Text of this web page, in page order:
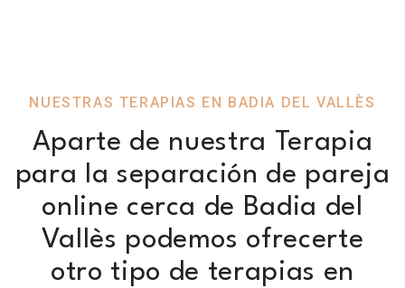
NUESTRAS TERAPIAS EN BADIA DEL VALLÈS
Aparte de nuestra Terapia
para la separación de pareja
online cerca de Badia del
Vallès podemos ofrecerte
otro tipo de terapias en